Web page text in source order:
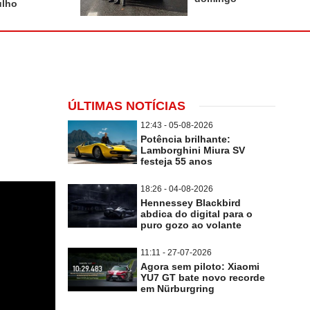
ÚLTIMAS NOTÍCIAS
12:43 - 05-08-2026
Potência brilhante:
Lamborghini Miura SV
festeja 55 anos
18:26 - 04-08-2026
Hennessey Blackbird
abdica do digital para o
puro gozo ao volante
11:11 - 27-07-2026
Agora sem piloto: Xiaomi
YU7 GT bate novo recorde
em Nürburgring